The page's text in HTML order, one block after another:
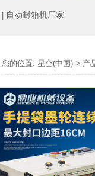
自动封箱机厂家
您的位置: 星空(中国) > 产